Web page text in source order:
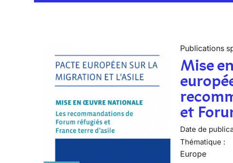
Publications
Mise
et
Date de
Thématique :
Europe